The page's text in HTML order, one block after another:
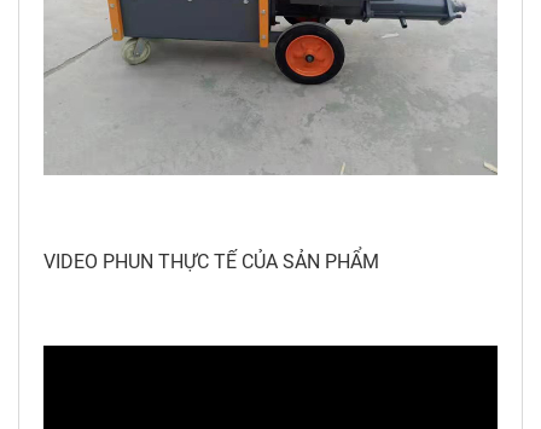
VIDEO PHUN THỰC TẾ CỦA SẢN PHẨM